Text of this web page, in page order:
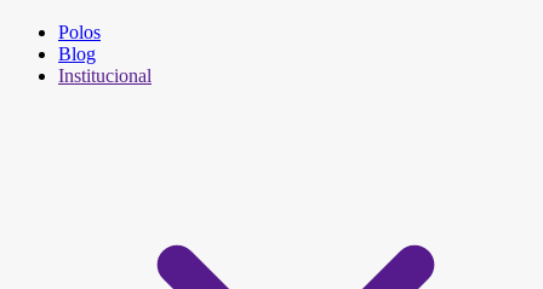
Polos
Blog
Institucional